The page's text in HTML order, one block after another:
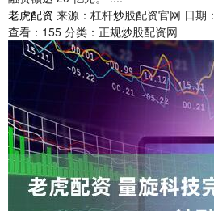
老虎配资 来源：杠杆炒股配资官网 日期
查看： 155 分类： 正规炒股配资网